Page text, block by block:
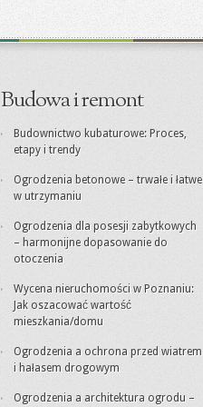
Budowa i remont
Budownictwo kubaturowe: Proces,
etapy i trendy
Ogrodzenia betonowe – trwałe i łatwe
w utrzymaniu
Ogrodzenia dla posesji zabytkowych
– harmonijne dopasowanie do
otoczenia
Wycena nieruchomości w Poznaniu:
Jak oszacować wartość
mieszkania/domu
Ogrodzenia a ochrona przed wiatrem
i hałasem drogowym
Ogrodzenia a architektura ogrodu –